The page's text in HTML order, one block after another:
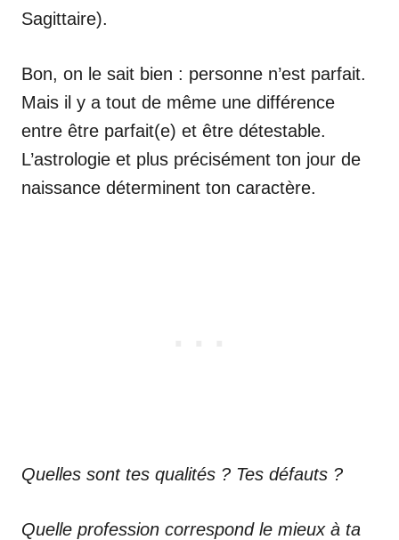
Sagittaire).
Bon, on le sait bien : personne n’est parfait.
Mais il y a tout de même une différence
entre être parfait(e) et être détestable.
L’astrologie et plus précisément ton jour de
naissance déterminent ton caractère.
Quelles sont tes qualités ? Tes défauts ?
Quelle profession correspond le mieux à ta